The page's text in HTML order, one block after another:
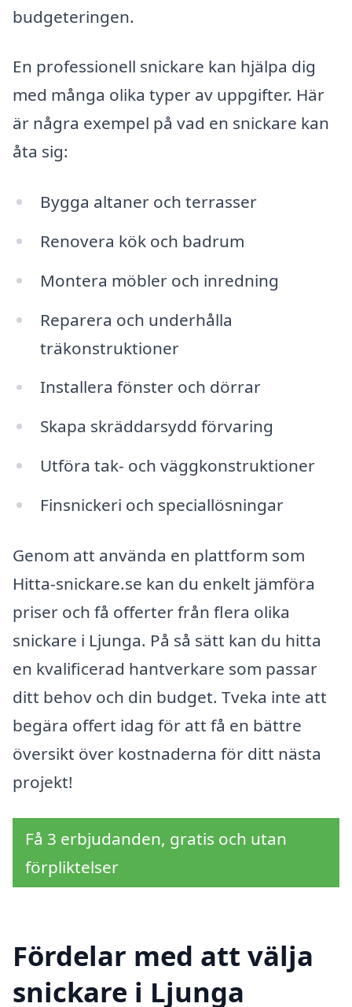
budgeteringen.
En professionell snickare kan hjälpa dig
med många olika typer av uppgifter. Här
är några exempel på vad en snickare kan
åta sig:
Bygga altaner och terrasser
Renovera kök och badrum
Montera möbler och inredning
Reparera och underhålla
träkonstruktioner
Installera fönster och dörrar
Skapa skräddarsydd förvaring
Utföra tak- och väggkonstruktioner
Finsnickeri och speciallösningar
Genom att använda en plattform som
Hitta-snickare.se kan du enkelt jämföra
priser och få offerter från flera olika
snickare i Ljunga. På så sätt kan du hitta
en kvalificerad hantverkare som passar
ditt behov och din budget. Tveka inte att
begära offert idag för att få en bättre
översikt över kostnaderna för ditt nästa
projekt!
Få 3 erbjudanden, gratis och utan
förpliktelser
Fördelar med att välja
snickare i Ljunga